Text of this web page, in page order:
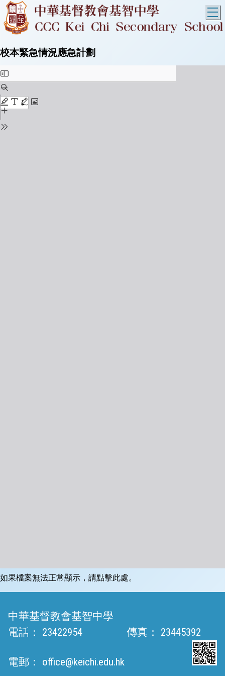
校本緊急情況應急計劃
如果檔案無法正常顯示，請點擊此處。
中華基督教會基智中學
電話：
23422954 傳真： 23445392
電郵： office@keichi.edu.hk